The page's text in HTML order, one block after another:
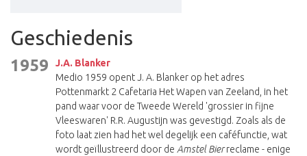
Geschiedenis
1959
J.A. Blanker
Medio 1959 opent J. A. Blanker op het adres
Pottenmarkt 2 Cafetaria Het Wapen van Zeeland, in het
pand waar voor de Tweede Wereld 'grossier in fijne
Vleeswaren' R.R. Augustijn was gevestigd. Zoals als de
foto laat zien had het wel degelijk een caféfunctie, wat
wordt geïllustreerd door de Amstel Bierreclame - enige